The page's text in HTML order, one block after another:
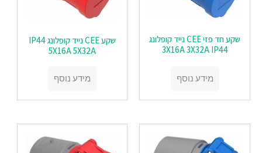
שקע חד פזי CEE נייד קופלונג
3X16A 3X32A IP44
מידע נוסף
שקע CEE נייד קופלונג IP44
5X16A 5X32A
מידע נוסף